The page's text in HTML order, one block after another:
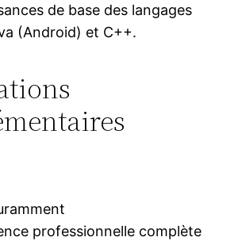
de base des langages
(Android) et C++.
professionnelle complète